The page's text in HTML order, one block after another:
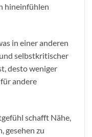
hineinfühlen
in einer anderen
selbstkritischer
desto weniger
andere
schafft Nähe,
gesehen zu